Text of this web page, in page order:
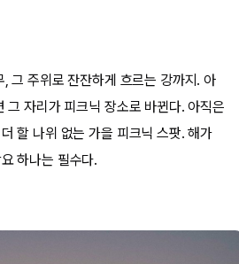
그 주위로 잔잔하게 흐르는 강까지. 아
그 자리가 피크닉 장소로 바뀐다. 아직은
할 나위 없는 가을 피크닉 스팟. 해가
하나는 필수다.